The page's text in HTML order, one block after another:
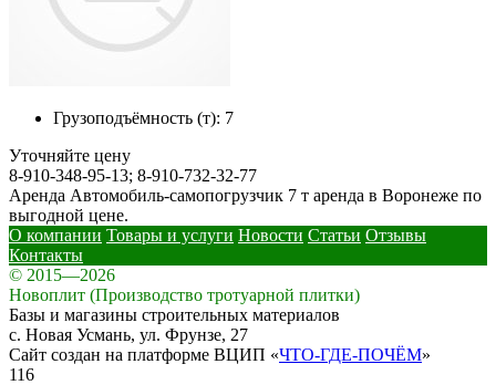
Грузоподъёмность (т): 7
Уточняйте цену
8-910-348-95-13; 8-910-732-32-77
Аренда Автомобиль-самопогрузчик 7 т аренда в Воронеже по
выгодной цене.
О компании Товары и услуги Новости Статьи Отзывы
Контакты
© 2015—2026
Новоплит (Производство тротуарной плитки)
Базы и магазины строительных материалов
с. Новая Усмань, ул. Фрунзе, 27
Сайт создан на платформе ВЦИП «ЧТО-ГДЕ-ПОЧЁМ»
116